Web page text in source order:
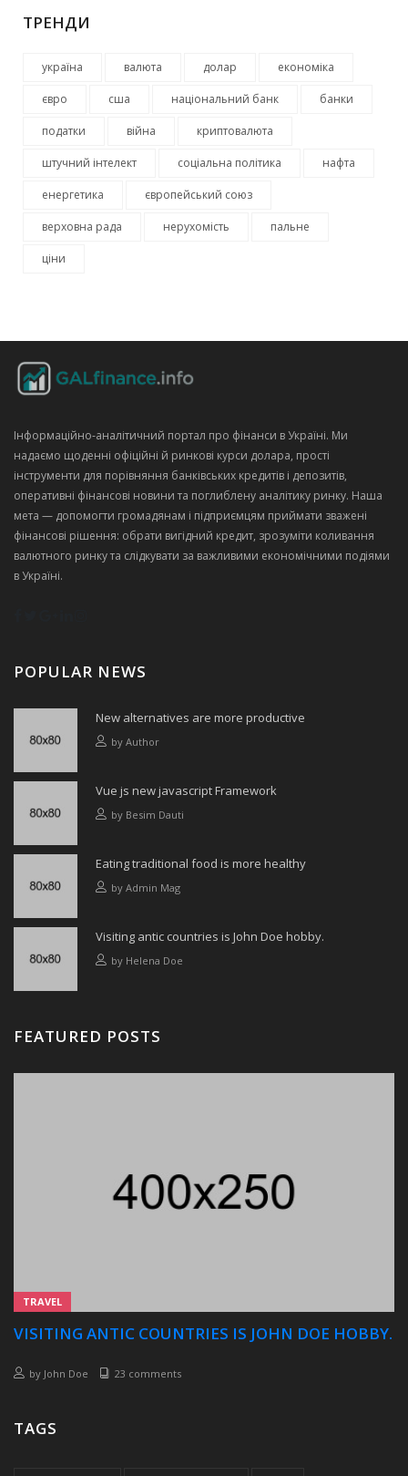
ТРЕНДИ
україна валюта долар економіка
євро сша національний банк банки
податки війна криптовалюта
штучний інтелект соціальна політика нафта
енергетика європейський союз
верховна рада нерухомість пальне
ціни
Інформаційно‑аналітичний портал про фінанси в Україні. Ми
надаємо щоденні офіційні й ринкові курси долара, прості
інструменти для порівняння банківських кредитів і депозитів,
оперативні фінансові новини та поглиблену аналітику ринку. Наша
мета — допомогти громадянам і підприємцям приймати зважені
фінансові рішення: обрати вигідний кредит, зрозуміти коливання
валютного ринку та слідкувати за важливими економічними подіями
в Україні.
POPULAR NEWS
New alternatives are more productive
by Author
Vue js new javascript Framework
by Besim Dauti
Eating traditional food is more healthy
by Admin Mag
Visiting antic countries is John Doe hobby.
by Helena Doe
FEATURED POSTS
TRAVEL
VISITING ANTIC COUNTRIES IS JOHN DOE HOBBY.
by John Doe 23 comments
TAGS